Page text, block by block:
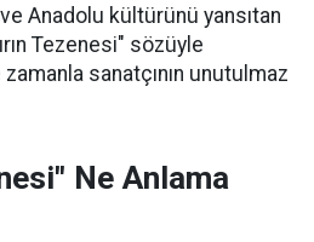
ve Anadolu kültürünü yansıtan
Tezenesi" sözüyle
sanatçının unutulmaz
Ne Anlama